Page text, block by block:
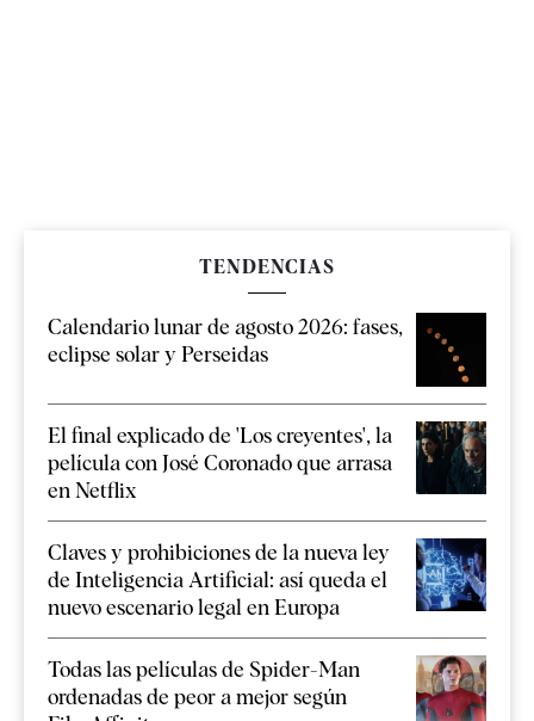
TENDENCIAS
Calendario lunar de agosto 2026: fases,
eclipse solar y Perseidas
El final explicado de 'Los creyentes', la
película con José Coronado que arrasa
en Netflix
Claves y prohibiciones de la nueva ley
de Inteligencia Artificial: así queda el
nuevo escenario legal en Europa
Todas las películas de Spider-Man
ordenadas de peor a mejor según